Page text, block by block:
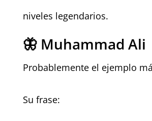
niveles legendarios.
🦋 Muhammad Ali
Probablemente el ejemplo
Su frase: